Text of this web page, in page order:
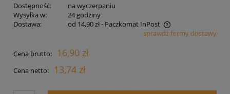
Dostępność:
na wyczerpaniu
Wysyłka w:
24 godziny
Dostawa:
od 14,90 zł- Paczkomat InPost
Cena nie zawiera ewentualnych kosztów płatnościsprawdź formy dostawy
Cena brutto: 16,90 zł
Cena netto: 13,74 zł